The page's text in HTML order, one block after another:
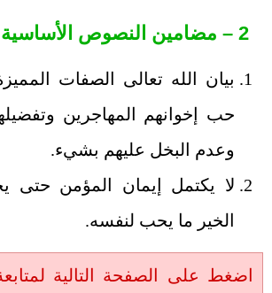
2 – مضامين النصوص الأساسية:
بيان الله تعالى الصفات
حب إخوانهم المهاجرين
وعدم البخل عليهم بشيء.
لا يكتمل إيمان المؤمن حتى
الخير ما يحب لنفسه.
اضغط على الصفحة التالية